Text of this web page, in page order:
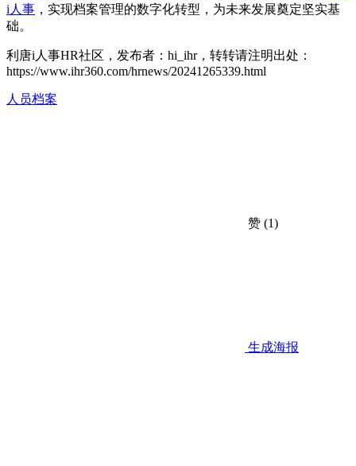
i人事 ，实现档案管理的数字化转型，为未来发展奠定坚实基
础。
利唐i人事HR社区，发布者：hi_ihr，转转请注明出处：
https://www.ihr360.com/hrnews/20241265339.html
人员档案
赞 (1)
生成海报